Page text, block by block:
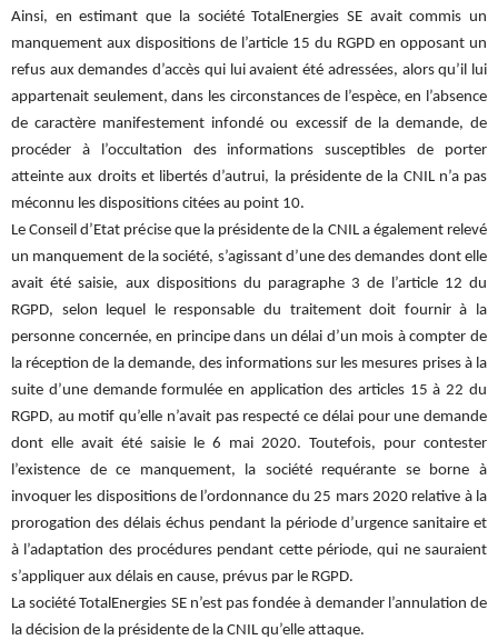
Ainsi, en estimant que la société TotalEnergies SE avait commis un
manquement aux dispositions de l’article 15 du RGPD en opposant un
refus aux demandes d’accès qui lui avaient été adressées, alors qu’il lui
appartenait seulement, dans les circonstances de l’espèce, en l’absence
de caractère manifestement infondé ou excessif de la demande, de
procéder à l’occultation des informations susceptibles de porter
atteinte aux droits et libertés d’autrui, la présidente de la CNIL n’a pas
méconnu les dispositions citées au point 10.
Le Conseil d’Etat précise que la présidente de la CNIL a également relevé
un manquement de la société, s’agissant d’une des demandes dont elle
avait été saisie, aux dispositions du paragraphe 3 de l’article 12 du
RGPD, selon lequel le responsable du traitement doit fournir à la
personne concernée, en principe dans un délai d’un mois à compter de
la réception de la demande, des informations sur les mesures prises à la
suite d’une demande formulée en application des articles 15 à 22 du
RGPD, au motif qu’elle n’avait pas respecté ce délai pour une demande
dont elle avait été saisie le 6 mai 2020. Toutefois, pour contester
l’existence de ce manquement, la société requérante se borne à
invoquer les dispositions de l’ordonnance du 25 mars 2020 relative à la
prorogation des délais échus pendant la période d’urgence sanitaire et
à l’adaptation des procédures pendant cette période, qui ne sauraient
s’appliquer aux délais en cause, prévus par le RGPD.
La société TotalEnergies SE n’est pas fondée à demander l’annulation de
la décision de la présidente de la CNIL qu’elle attaque.